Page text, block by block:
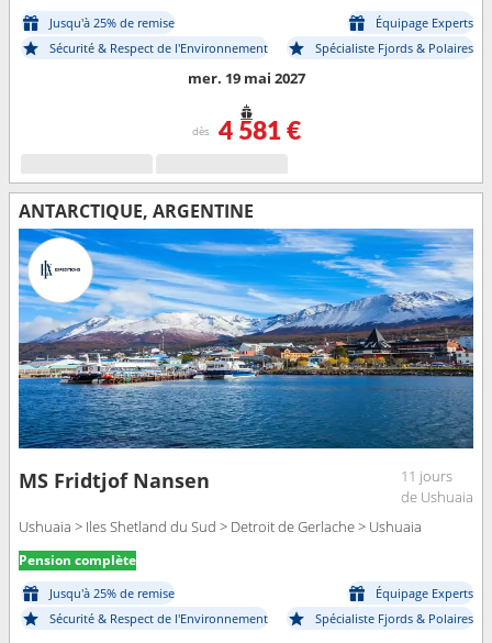
Jusqu'à 25% de remise
Équipage Experts
Sécurité & Respect de l'Environnement
Spécialiste Fjords & Polaires
mer. 19 mai 2027
dès 4 581 €
ANTARCTIQUE, ARGENTINE
MS Fridtjof Nansen
11 jours
de Ushuaia
Ushuaia > Iles Shetland du Sud > Detroit de Gerlache > Ushuaia
Pension complète
Jusqu'à 25% de remise
Équipage Experts
Sécurité & Respect de l'Environnement
Spécialiste Fjords & Polaires